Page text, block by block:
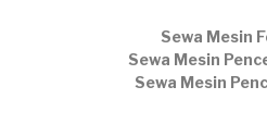
Sewa Mesin
Sewa Mesin
Sewa Mesin